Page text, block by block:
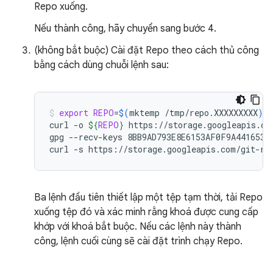
Repo xuống.
Nếu thành công, hãy chuyển sang bước 4.
(không bắt buộc) Cài đặt Repo theo cách thủ công
bằng cách dùng chuỗi lệnh sau:
export REPO=$(mktemp /tmp/repo.XXXXXXXXX)
curl -o ${REPO} https://
gpg --recv-keys
curl -s https://storage.googleapis.com/git-
Ba lệnh đầu tiên thiết lập một tệp tạm thời, tải Repo
xuống tệp đó và xác minh rằng khoá được cung cấp
khớp với khoá bắt buộc. Nếu các lệnh này thành
công, lệnh cuối cùng sẽ cài đặt trình chạy Repo.